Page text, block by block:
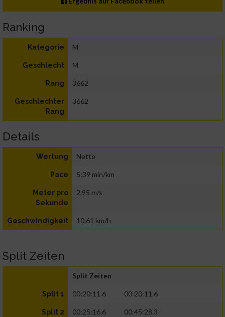
Ranking
Kategorie M
Geschlecht M
Rang 3662
Geschlechter
Rang
3662
Details
Wertung Netto
Pace 5:39 min/km
Meter pro
Sekunde
2,95 m/s
Geschwindigkeit 10,61 km/h
Split Zeiten
Split Zeiten
Split 1 00:20:11.6 00:20:11.6
Split 2 00:25:16.6 00:45:28.3